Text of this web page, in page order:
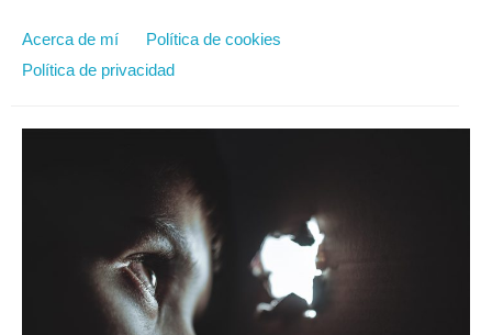
Acerca de mí
Política de cookies
Política de privacidad